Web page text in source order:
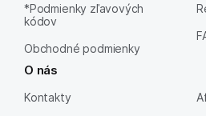
*Podmienky zľavových
kódov
Obchodné podmienky
O nás
Kontakty